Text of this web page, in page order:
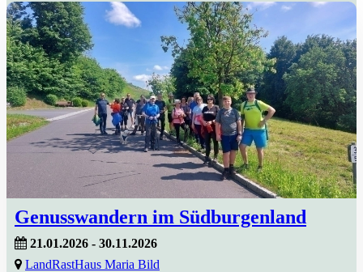
Genusswandern im Südburgenland
21.01.2026 - 30.11.2026
LandRastHaus Maria Bild